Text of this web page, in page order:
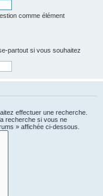
comme élément
partout si vous souhaitez
effectuer une recherche.
recherche si vous ne
» affichée ci-dessous.